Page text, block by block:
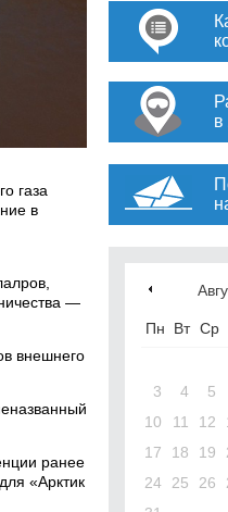
газа
в
—
внешнего
ранее
«Арктик
в
Пн Вт Ср
3
4 5
10
11 12
17
18 19
24
25 26